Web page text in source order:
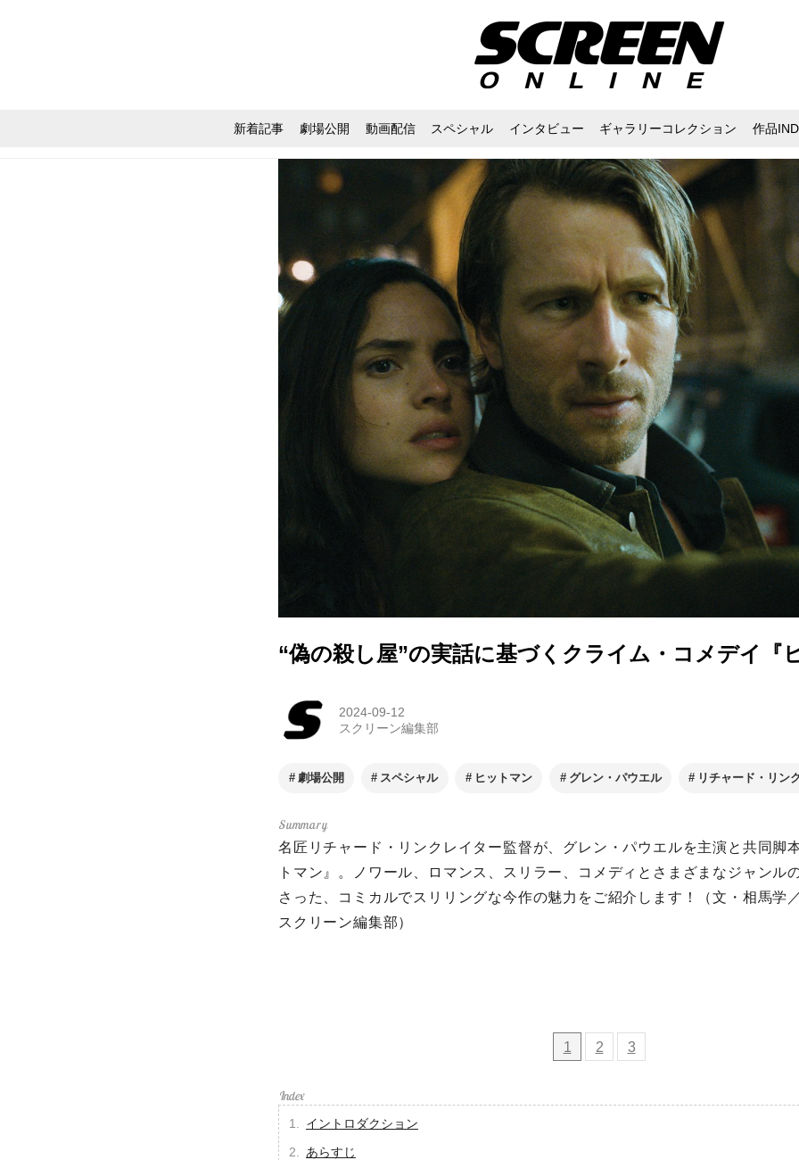
新着記事 劇場公開 動画配信 スペシャル インタビュー ギャラリーコレクション 作品
“偽の殺し屋”の実話に基づくクライム・コメデイ『
2024-09-12
スクリーン編集部
劇場公開 スペシャル ヒットマン グレン・パウエル リチャード・リン
名匠リチャード・リンクレイター監督が、グレン・パウエルを主演と共同脚
トマン』。ノワール、ロマンス、スリラー、コメディとさまざまなジャンル
さった、コミカルでスリリングな今作の魅力をご紹介します！（文・相馬学
スクリーン編集部）
1 2 3
イントロダクション
あらすじ